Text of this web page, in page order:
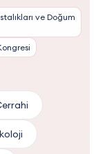
ve Doğum